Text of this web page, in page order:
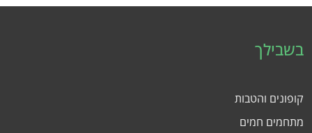
בשבילך
קופונים והטבות
מתחמים חמים